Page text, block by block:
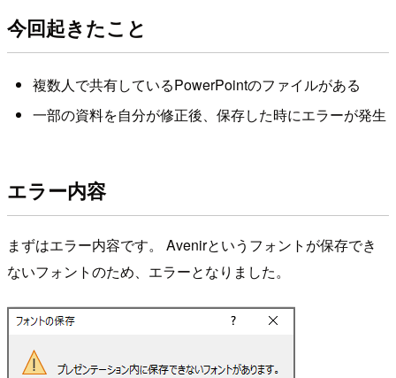
今回起きたこと
複数人で共有しているPowerPointのファイルがある
一部の資料を自分が修正後、保存した時にエラーが発生
エラー内容
まずはエラー内容です。 Avenirというフォントが保存でき
ないフォントのため、エラーとなりました。